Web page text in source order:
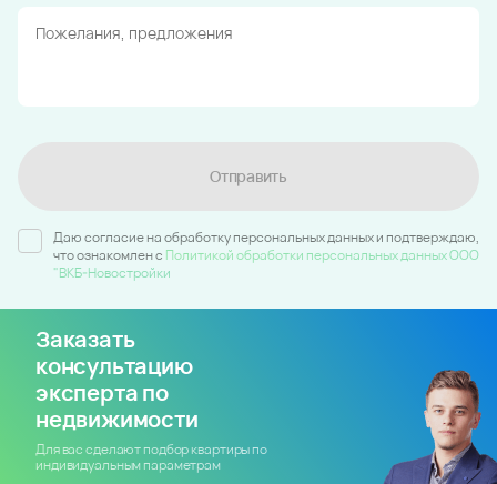
Отправить
Даю согласие на обработку персональных данных и подтверждаю,
что ознакомлен c Политикой обработки персональных данных ООО
"ВКБ-Новостройки
Заказать
консультацию
эксперта по
недвижимости
Для вас сделают подбор квартиры по
индивидуальным параметрам